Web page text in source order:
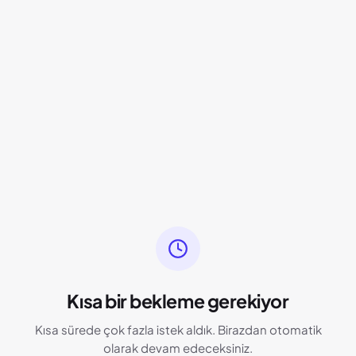
Kısa bir bekleme gerekiyor
Kısa sürede çok fazla istek aldık. Birazdan otomatik
olarak devam edeceksiniz.